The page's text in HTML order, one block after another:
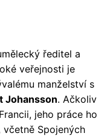
ředitel a
veřejnosti je
manželství s
Johansson. Ačkoliv
jeho práce ho
Spojených